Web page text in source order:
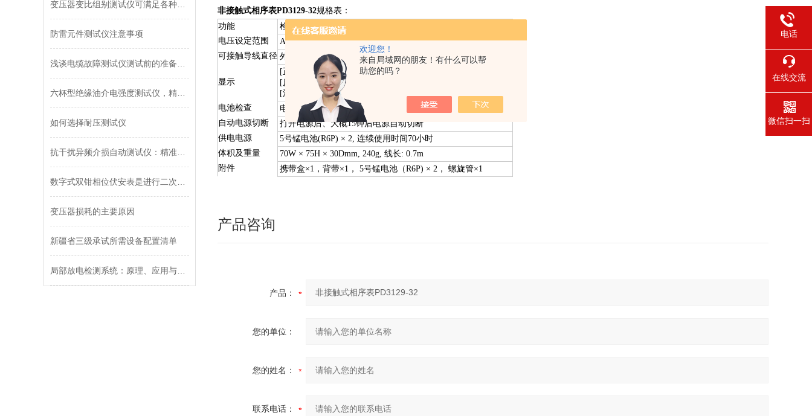
欢迎您！
来自局域网的朋友！有什么可以帮
助您的吗？
防雷元件测试仪注意事项
如何选择耐压测试仪
变压器损耗的主要原因
新疆省三级承试所需设备配置清单
非接触式相序表PD3129-32规格表：
功能
检相(正相,反相)、带电检查
电压设定范围
AC70～1000V,45~66Hz（正弦波、连续输入）、导静电式检出
可接触导线直径 外径φ7～40 mm（导线断面积500mm2相当）以内的绝缘电线
显示
[正相]检相灯4灯按顺时针转动方向顺次亮灯&短鸣音
[反相]检相灯4灯按逆时针转动方向顺次亮灯&长鸣音
[活电]电压设定范围内R-S, S-T灯点灯
电池检查
电源ON时：ON指示灯亮灯、电池使用时：ON指示灯忽闪忽灭
自动电源切断
打开电源后、大概15钟后电源自动切断
供电电源
5号锰电池(R6P) × 2, 连续使用时间70小时
体积及重量
70W × 75H × 30Dmm, 240g, 线长: 0.7m
附件
携带盒×1，背带×1， 5号锰电池（R6P) × 2， 螺旋管×1
产品咨询
产品：
您的单位：
您的姓名：
联系电话：
电话
在线交流
微信扫一扫